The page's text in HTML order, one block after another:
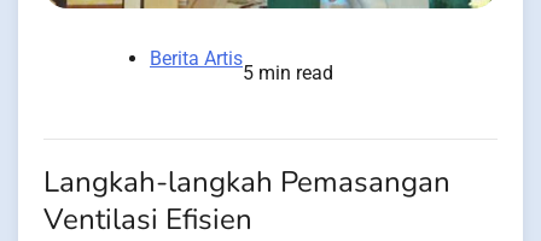
Berita Artis
5 min read
Langkah-langkah Pemasangan
Ventilasi Efisien